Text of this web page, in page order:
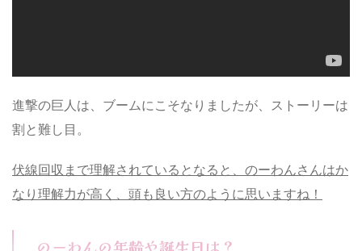
進撃の巨人は、ブームにこそなりましたが、ストーリーは
割と難し目。
伏線回収まで理解されているとなると、のーわんさんはか
なり理解力が高く、頭も良い方のように思いますね！